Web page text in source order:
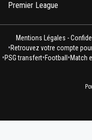
Premier League
Mentions Légales -
•Retrouvez votre compte
•PSG transfert•Football •Match